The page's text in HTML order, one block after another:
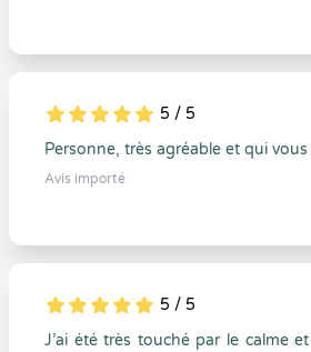
5
1
5
0 5 / 5
Personne, très agréable et qui
Avis importé
5
1
5
0 5 / 5
J’ai été très touché par le calme